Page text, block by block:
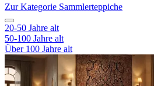
Zur Kategorie Sammlerteppiche
20-50 Jahre alt
50-100 Jahre alt
Über 100 Jahre alt